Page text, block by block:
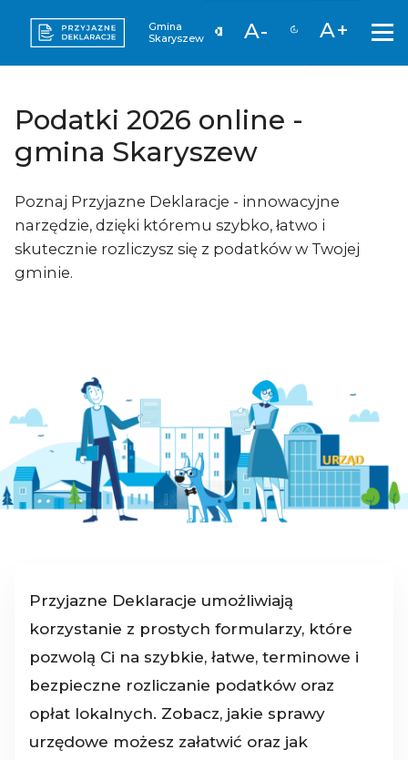
Gmina
Skaryszew
A- A+
Podatki 2026 online -
gmina Skaryszew
Poznaj Przyjazne Deklaracje - innowacyjne
narzędzie, dzięki któremu szybko, łatwo i
skutecznie rozliczysz się z podatków w Twojej
gminie.
Przyjazne Deklaracje umożliwiają
korzystanie z prostych formularzy, które
pozwolą Ci na szybkie, łatwe, terminowe i
bezpieczne rozliczanie podatków oraz
opłat lokalnych. Zobacz, jakie sprawy
urzędowe możesz załatwić oraz jak